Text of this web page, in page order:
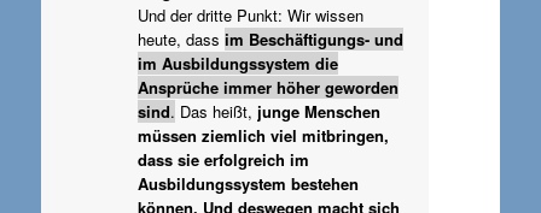
Und der dritte Punkt: Wir wissen
heute, dass im Beschäftigungs- und
im Ausbildungssystem die
Ansprüche immer höher geworden
sind. Das heißt, junge Menschen
müssen ziemlich viel mitbringen,
dass sie erfolgreich im
Ausbildungssystem bestehen
können. Und deswegen macht sich